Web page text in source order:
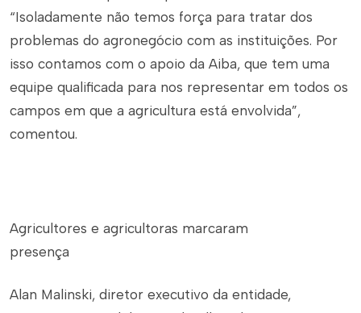
“Isoladamente não temos força para tratar dos
problemas do agronegócio com as instituições. Por
isso contamos com o apoio da Aiba, que tem uma
equipe qualificada para nos representar em todos os
campos em que a agricultura está envolvida”,
comentou.
Agricultores e agricultoras marcaram
presença
Alan Malinski, diretor executivo da entidade,